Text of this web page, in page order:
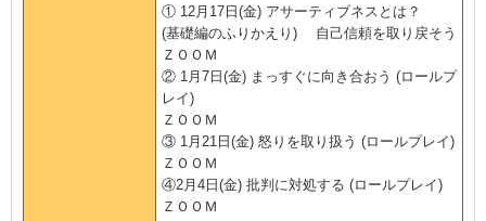
① 12月17日(金) アサーティブネスとは？
(基礎編のふりかえり) 自己信頼を取り戻そう
ＺＯＯＭ
② 1月7日(金) まっすぐに向き合おう (ロールプ
レイ)
ＺＯＯＭ
③ 1月21日(金) 怒りを取り扱う (ロールプレイ)
ＺＯＯＭ
④2月4日(金) 批判に対処する (ロールプレイ)
ＺＯＯＭ